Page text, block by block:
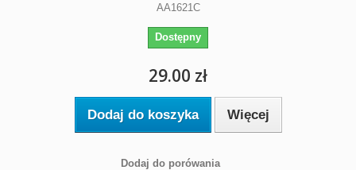
AA1621C
Dostępny
29.00 zł
Dodaj do koszyka Więcej
Dodaj do porówania